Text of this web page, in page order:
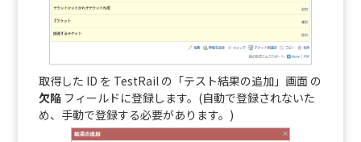
取得した ID を TestRail の「テスト結果の追加」画面 の
欠陥フィールドに登録します。(自動で登録されないた
め、手動で登録する必要があります。)